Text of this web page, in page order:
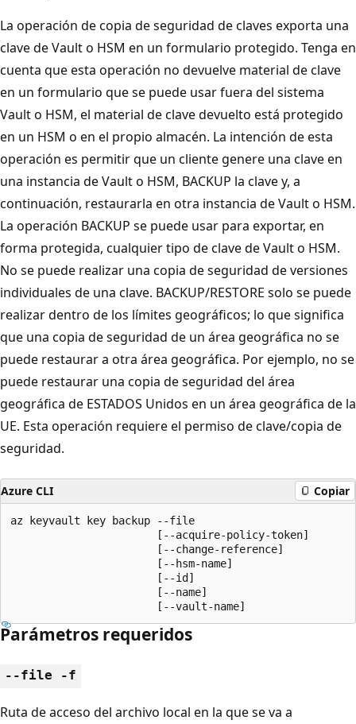
La operación de copia de seguridad de claves exporta una
clave de Vault o HSM en un formulario protegido. Tenga en
cuenta que esta operación no devuelve material de clave
en un formulario que se puede usar fuera del sistema
Vault o HSM, el material de clave devuelto está protegido
en un HSM o en el propio almacén. La intención de esta
operación es permitir que un cliente genere una clave en
una instancia de Vault o HSM, BACKUP la clave y, a
continuación, restaurarla en otra instancia de Vault o HSM.
La operación BACKUP se puede usar para exportar, en
forma protegida, cualquier tipo de clave de Vault o HSM.
No se puede realizar una copia de seguridad de versiones
individuales de una clave. BACKUP/RESTORE solo se puede
realizar dentro de los límites geográficos; lo que significa
que una copia de seguridad de un área geográfica no se
puede restaurar a otra área geográfica. Por ejemplo, no se
puede restaurar una copia de seguridad del área
geográfica de ESTADOS Unidos en un área geográfica de la
UE. Esta operación requiere el permiso de clave/copia de
seguridad.
Azure CLI Copiar
az keyvault key backup --file
                       [--acquire-policy-token]
                       [--change-reference]
                       [--hsm-name]
                       [--id]
                       [--name]
                       [--vault-name]
Parámetros requeridos
--file -f
Ruta de acceso del archivo local en la que se va a